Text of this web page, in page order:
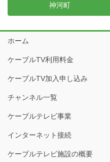
神河町
ホーム
ケーブルTV利用料金
ケーブルTV加入申し込み
チャンネル一覧
ケーブルテレビ事業
インターネット接続
ケーブルテレビ施設の概要